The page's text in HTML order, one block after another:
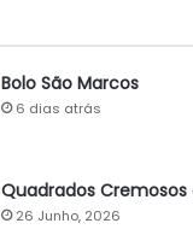
Bolo São Marcos
6 dias atrás
Quadrados
26 Junho, 2026